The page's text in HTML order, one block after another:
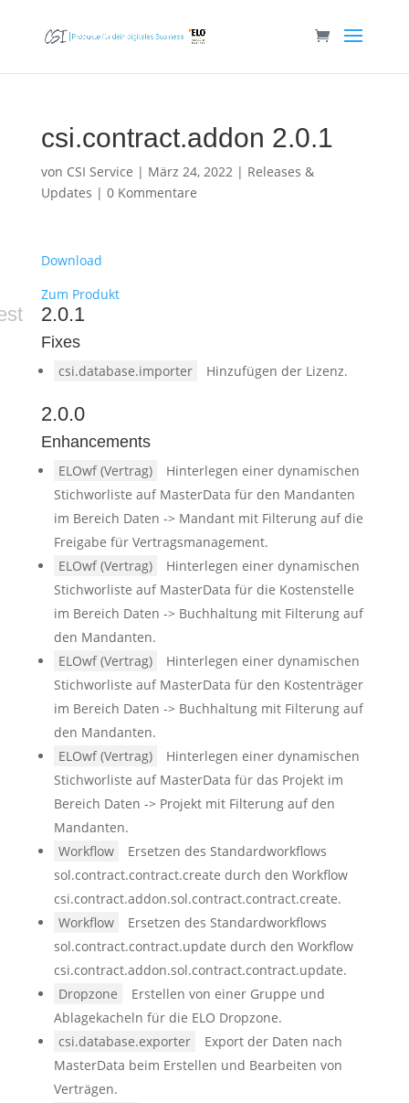
csi.contract.addon 2.0.1
von CSI Service | März 24, 2022| Releases &
Updates | 0 Kommentare
Download
Zum Produkt
2.0.1
Fixes
csi.database.importer Hinzufügen der Lizenz.
2.0.0
Enhancements
ELOwf (Vertrag)
Hinterlegen einer dynamischen
Stichworliste auf MasterData für den Mandanten
im Bereich Daten -> Mandant mit Filterung auf die
Freigabe für Vertragsmanagement.
ELOwf (Vertrag)
Hinterlegen einer dynamischen
Stichworliste auf MasterData für die Kostenstelle
im Bereich Daten -> Buchhaltung mit Filterung auf
den Mandanten.
ELOwf (Vertrag)
Hinterlegen einer dynamischen
Stichworliste auf MasterData für den Kostenträger
im Bereich Daten -> Buchhaltung mit Filterung auf
den Mandanten.
ELOwf (Vertrag)
Hinterlegen einer dynamischen
Stichworliste auf MasterData für das Projekt im
Bereich Daten -> Projekt mit Filterung auf den
Mandanten.
Workflow
Ersetzen des Standardworkflows
sol.contract.contract.create durch den Workflow
csi.contract.addon.sol.contract.contract.create.
Workflow
Ersetzen des Standardworkflows
sol.contract.contract.update durch den Workflow
csi.contract.addon.sol.contract.contract.update.
Dropzone
Erstellen von einer Gruppe und
Ablagekacheln für die ELO Dropzone.
csi.database.exporter
Export der Daten nach
MasterData beim Erstellen und Bearbeiten von
Verträgen.